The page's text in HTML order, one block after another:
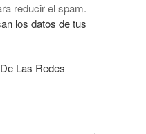
reducir el spam.
los datos de tus
Las Redes